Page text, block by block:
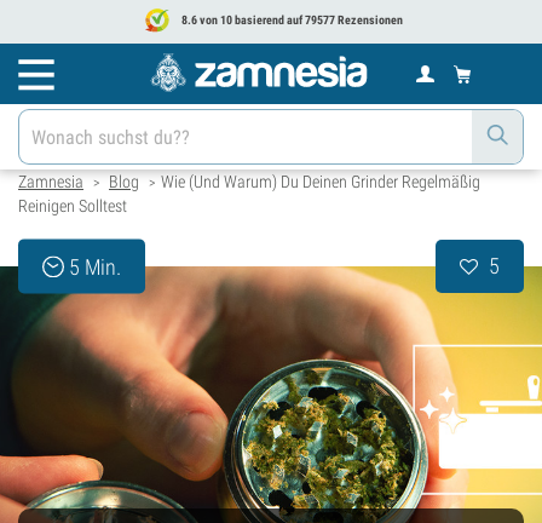
8.6 von 10 basierend auf 79577 Rezensionen
Zamnesia > Blog > Wie (Und Warum) Du Deinen Grinder Regelmäßig
Reinigen Solltest
5 Min. 5